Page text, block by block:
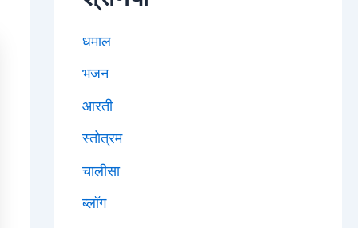
धमाल
भजन
आरती
स्तोत्रम
चालीसा
ब्लॉग